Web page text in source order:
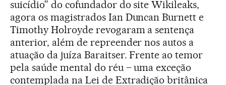
suicídio” do cofundador do site Wikileaks,
agora os magistrados Ian Duncan Burnett e
Timothy Holroyde revogaram a sentença
anterior, além de repreender nos autos a
atuação da juíza Baraitser. Frente ao temor
pela saúde mental do réu – uma exceção
contemplada na Lei de Extradição britânica